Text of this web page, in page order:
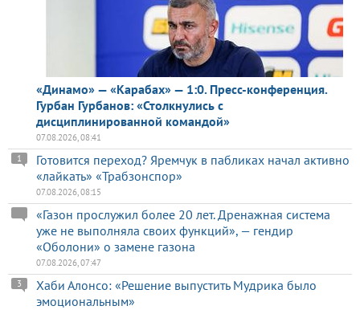
«Динамо» — «Карабах» — 1:0. Пресс-конференция.
Гурбан Гурбанов: «Столкнулись с
дисциплинированной командой»
07.08.2026, 08:41
Готовится переход? Яремчук в пабликах начал активно
«лайкать» «Трабзонспор»
1
07.08.2026, 08:15
«Газон прослужил более 20 лет. Дренажная система
уже не выполняла своих функций», — гендир
«Оболони» о замене газона
07.08.2026, 07:47
Хаби Алонсо: «Решение выпустить Мудрика было
эмоциональным»
3